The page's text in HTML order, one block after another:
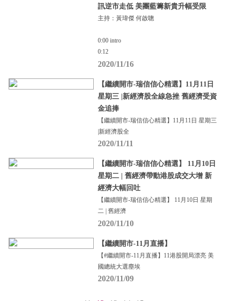
訊逆市走低 美團藍籌新貴升幅受限
主持：黃瑋傑 何啟聰
0:00 intro
0:12
2020/11/16
【繼續開市-瑞信信心精選】11月11日
星期三 |新經濟股全線急挫 舊經濟受資
金追捧
【繼續開市-瑞信信心精選】11月11日 星期三
|新經濟股全
2020/11/11
【繼續開市-瑞信信心精選】 11月10日
星期二 | 舊經濟帶動港股成交大增 新
經濟大幅回吐
【繼續開市-瑞信信心精選】 11月10日 星期
二 | 舊經濟
2020/11/10
【繼續開市-11月直播】
【#繼續開市-11月直播】11港股開局漂亮 美
國總統大選塵埃
2020/11/09